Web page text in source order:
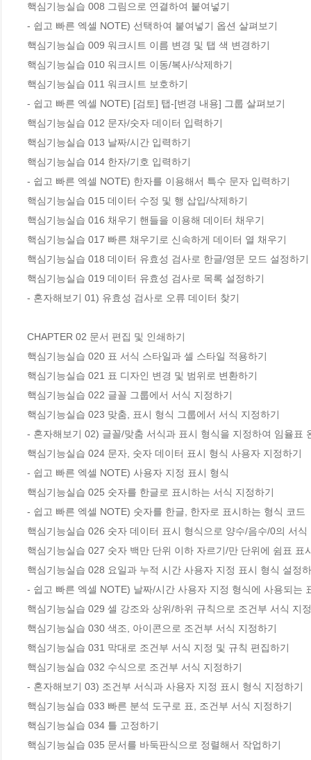
핵심기능실습 008 그림으로 연결하여 붙여넣기
- 쉽고 빠른 엑셀 NOTE) 선택하여 붙여넣기 옵션 살펴보기
핵심기능실습 009 워크시트 이름 변경 및 탭 색 변경하기
핵심기능실습 010 워크시트 이동/복사/삭제하기
핵심기능실습 011 워크시트 보호하기
- 쉽고 빠른 엑셀 NOTE) [검토] 탭-[변경 내용] 그룹 살펴보기
핵심기능실습 012 문자/숫자 데이터 입력하기
핵심기능실습 013 날짜/시간 입력하기
핵심기능실습 014 한자/기호 입력하기
- 쉽고 빠른 엑셀 NOTE) 한자를 이용해서 특수 문자 입력하기
핵심기능실습 015 데이터 수정 및 행 삽입/삭제하기
핵심기능실습 016 채우기 핸들을 이용해 데이터 채우기
핵심기능실습 017 빠른 채우기로 신속하게 데이터 열 채우기
핵심기능실습 018 데이터 유효성 검사로 한글/영문 모드 설정하기
핵심기능실습 019 데이터 유효성 검사로 목록 설정하기
- 혼자해보기 01) 유효성 검사로 오류 데이터 찾기
CHAPTER 02 문서 편집 및 인쇄하기
핵심기능실습 020 표 서식 스타일과 셀 스타일 적용하기
핵심기능실습 021 표 디자인 변경 및 범위로 변환하기
핵심기능실습 022 글꼴 그룹에서 서식 지정하기
핵심기능실습 023 맞춤, 표시 형식 그룹에서 서식 지정하기
- 혼자해보기 02) 글꼴/맞춤 서식과 표시 형식을 지정하여 임율표
핵심기능실습 024 문자, 숫자 데이터 표시 형식 사용자 지정하기
- 쉽고 빠른 엑셀 NOTE) 사용자 지정 표시 형식
핵심기능실습 025 숫자를 한글로 표시하는 서식 지정하기
- 쉽고 빠른 엑셀 NOTE) 숫자를 한글, 한자로 표시하는 형식 코드
핵심기능실습 026 숫자 데이터 표시 형식으로 양수/음수/0의 서식
핵심기능실습 027 숫자 백만 단위 이하 자르기/만 단위에 쉼표 표
핵심기능실습 028 요일과 누적 시간 사용자 지정 표시 형식 설정
- 쉽고 빠른 엑셀 NOTE) 날짜/시간 사용자 지정 형식에 사용되는
핵심기능실습 029 셀 강조와 상위/하위 규칙으로 조건부 서식 지
핵심기능실습 030 색조, 아이콘으로 조건부 서식 지정하기
핵심기능실습 031 막대로 조건부 서식 지정 및 규칙 편집하기
핵심기능실습 032 수식으로 조건부 서식 지정하기
- 혼자해보기 03) 조건부 서식과 사용자 지정 표시 형식 지정하기
핵심기능실습 033 빠른 분석 도구로 표, 조건부 서식 지정하기
핵심기능실습 034 틀 고정하기
핵심기능실습 035 문서를 바둑판식으로 정렬해서 작업하기